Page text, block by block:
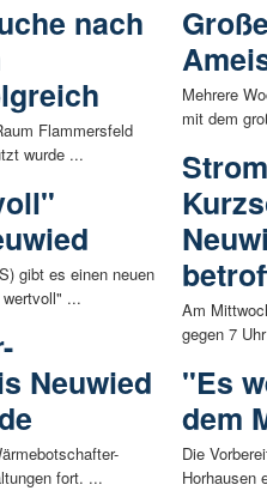
nach
Flammersfeld
wurde ...
gibt es einen neuen
...
Neuwied
fort. ...
Mehrere
mit dem
Am
gegen 7
"Es
dem
Die
Horhausen